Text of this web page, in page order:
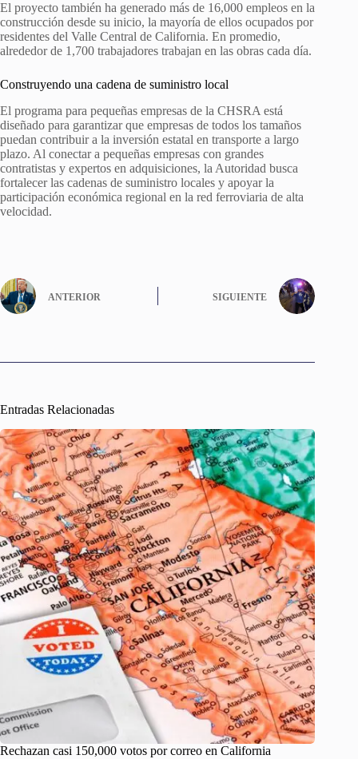
El proyecto también ha generado más de 16,000 empleos en la
construcción desde su inicio, la mayoría de ellos ocupados por
residentes del Valle Central de California. En promedio,
alrededor de 1,700 trabajadores trabajan en las obras cada día.
Construyendo una cadena de suministro local
El programa para pequeñas empresas de la CHSRA está
diseñado para garantizar que empresas de todos los tamaños
puedan contribuir a la inversión estatal en transporte a largo
plazo. Al conectar a pequeñas empresas con grandes
contratistas y expertos en adquisiciones, la Autoridad busca
fortalecer las cadenas de suministro locales y apoyar la
participación económica regional en la red ferroviaria de alta
velocidad.
ANTERIOR SIGUIENTE
Entradas Relacionadas
Rechazan casi 150,000 votos por correo en California